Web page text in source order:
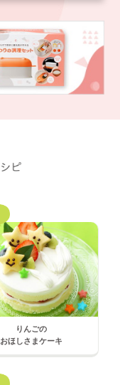
りんごの
おほしさまケーキ